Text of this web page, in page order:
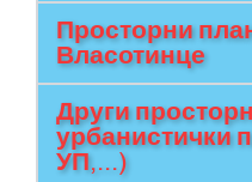
Просторни
Власотинце
Други
урбанистички
УП,...)